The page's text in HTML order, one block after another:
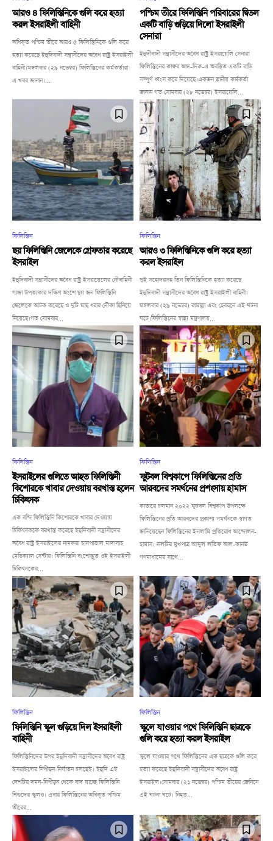
আরও ৪ ফিলিস্তিনিকে গুলি করে হত্যা
করল ইসরাইলী বাহিনী
অধিকৃত পশ্চিম তীরে আরও ৫ ফিলিস্তিনিকে গুলি করে
হত্যা করেছে ইহুদিবাদী সন্ত্রাসীদের অবৈধ রাষ্ট্র ইসরাইলী
বাহিনী।মঙ্গলবার (২৯ নভেম্বর) ফিলিস্তিনের কর্মকর্তারা
এ খবর জানান।...
পশ্চিম তীরে ফিলিস্তিনি পরিবারের দ্বিতল
একটি বাড়ি গুড়িয়ে দিলো ইসরাইলী
সেনারা
ইহুদীবাদী সন্ত্রাসীদের অবৈধ রাষ্ট্র ইসরায়েলি সেনারা
ফিলিস্তিনের কাফর আদ-দিক-এ অবস্থিত একটি বাড়ি
সম্পূর্ণ ধ্বংস করে দিয়েছে।একজন স্থানীয় কর্মকর্তা
জানান গত সোমবার (২৮ নভেম্বর) ইসরায়েলি...
ফিলিস্তিন
ছয় ফিলিস্তিনি জেলেকে গ্রেফতার করেছে
ইসরাইল
ইহুদিবাদী সন্ত্রাসীদের অবৈধ রাষ্ট্র ইসরায়েলের নৌবাহিনী
গাজা উপত্যকার দক্ষিণ অংশে ছয় জন ফিলিস্তিনি
জেলেকে আটক করেছে ও দুটি মাছ ধরার নৌকা ছিনিয়ে
নিয়েছে।গত সোমবার...
ফিলিস্তিন
আরও ৩ ফিলিস্তিনিকে গুলি করে হত্যা
করল ইসরাইল
দুই সহোদরসহ তিন ফিলিস্তিনিকে হত্যা করেছে
ইহুদিবাদী সন্ত্রাসীদের অবৈধ রাষ্ট্র ইসরাইলী বাহিনী।
মঙ্গলবার (২৯ নভেম্বর) রামাল্লা এবং হেবরনে এই ঘটনা
ঘটে।ফিলিস্তিনের স্বাস্থ্য মন্ত্রণালয়...
ফিলিস্তিন
ইসরাইলের গুলিতে আহত ফিলিস্তিনী
কিশোরকে খাবার দেওয়ায় বরখাস্ত হলেন
চিকিৎসক
এক বন্দি ফিলিস্তিনি কিশোরকে খাবার দেওয়ায়
চিকিৎসককে বরখাস্ত করেছে ইহুদিবাদী সন্ত্রাসীদের
অবৈধ রাষ্ট্র ইসরাইলের নামকরা হাসপাতাল মাদাসাহ
মেডিক্যাল সেন্টার। ফিলিস্তিনি বংশোদ্ভূত ওই ইসরাইলী
চিকিৎসকের...
ফিলিস্তিন
ফুটবল বিশ্বকাপে ফিলিস্তিনের প্রতি
আরবদের সমর্থনের প্রশংসায় হামাস
কাতারে চলমান ২০২২ ফুটবল বিশ্বকাপ উপলক্ষে
ফিলিস্তিনের প্রতি আরবদের প্রকাশ্য সমর্থনকে স্বাগত
জানিয়েছেন ফিলিস্তিনের ইসলামি প্রতিরোধ আন্দোলন-
হামাস। দলটির মুখপাত্র আব্দুল লতিফ আল-কানউ
গণমাধ্যমের সাথে...
ফিলিস্তিন
ফিলিস্তিনি স্কুল গুড়িয়ে দিল ইসরাইলী
বাহিনী
ফিলিস্তিনিদের উপর ইহুদিবাদী সন্ত্রাসীদের অবৈধ রাষ্ট্র
ইসরাইলের নিপীড়ন-নির্যাতন চলছেই। ইহুদি এই
দেশটির দমন-নিপীড়ন থেকে বাদ যাচ্ছে ফিলিস্তিনি
শিশুদের স্কুলও। এবার ফিলিস্তিনের অধিকৃত পশ্চিম
তীরের...
ফিলিস্তিন
স্কুলে যাওয়ার পথে ফিলিস্তিনি ছাত্রকে
গুলি করে হত্যা করল ইসরাইল
স্কুলে যাওয়ার পথে ফিলিস্তিনের এক ছাত্রকে গুলি করে
হত্যা করেছে ইহুদিবাদী সন্ত্রাসীদের অবৈধ রাষ্ট্র
ইসরাইল।সোমবার (২১ নভেম্বর) পশ্চিম তীরের জেনিনে
এই ঘটনা ঘটে। নিহত...